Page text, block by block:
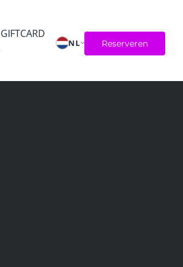
GIFTCARD
NL Reserveren